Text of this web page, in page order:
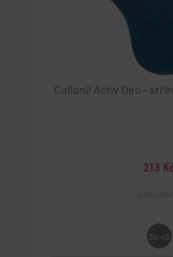
Collonil Activ Deo -
213
36/46